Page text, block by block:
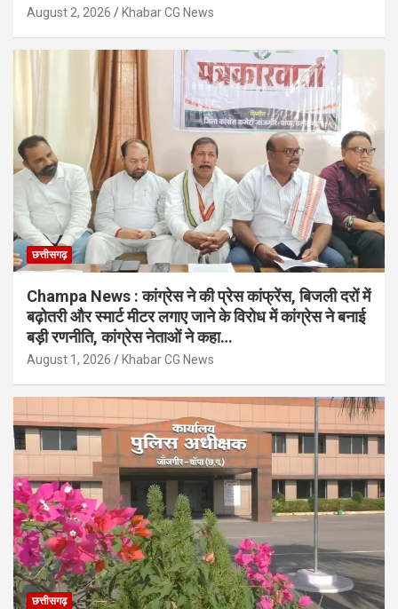
August 2, 2026 Khabar CG News
छत्तीसगढ़
Champa News : कांग्रेस ने की प्रेस कांफ्रेंस, बिजली दरों में
बढ़ोतरी और स्मार्ट मीटर लगाए जाने के विरोध में कांग्रेस ने बनाई
बड़ी रणनीति, कांग्रेस नेताओं ने कहा…
August 1, 2026 Khabar CG News
छत्तीसगढ़